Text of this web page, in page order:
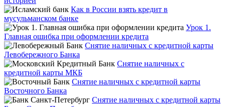
Как в России взять кредит в
мусульманском банке
Урок 1.
Главная ошибка при оформлении кредита
Снятие наличных с кредитной карты
Левобережного Банка
Снятие наличных с
кредитной карты МКБ
Снятие наличных с кредитной карты
Восточного Банка
Снятие наличных с кредитной карты